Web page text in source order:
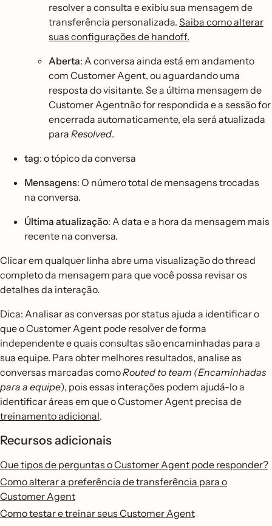
resolver a consulta e exibiu sua mensagem de
transferência personalizada. Saiba como alterar
suas configurações de handoff.
Aberta: A conversa ainda está em andamento
com Customer Agent, ou aguardando uma
resposta do visitante. Se a última mensagem de
Customer Agentnão for respondida e a sessão for
encerrada automaticamente, ela será atualizada
para Resolved.
tag: o tópico da conversa
Mensagens: O número total de mensagens trocadas
na conversa.
Última atualização: A data e a hora da mensagem mais
recente na conversa.
Clicar em qualquer linha abre uma visualização do thread
completo da mensagem para que você possa revisar os
detalhes da interação.
Dica: Analisar as conversas por status ajuda a identificar o
que o Customer Agent pode resolver de forma
independente e quais consultas são encaminhadas para a
sua equipe. Para obter melhores resultados, analise as
conversas marcadas comoRouted to team (Encaminhadas
para a equipe), pois essas interações podem ajudá-lo a
identificar áreas em que o Customer Agent precisa de
treinamento adicional.
Recursos adicionais
Que tipos de perguntas o Customer Agent pode responder?
Como alterar a preferência de transferência para o
Customer Agent
Como testar e treinar seus Customer Agent